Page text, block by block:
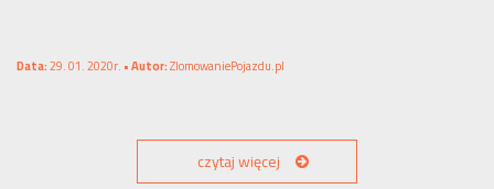
Data:29. 01. 2020r. •Autor:ZlomowaniePojazdu.pl
czytaj więcej